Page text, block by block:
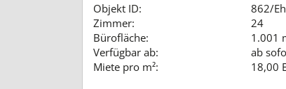
Objekt ID:
862/
Zimmer:
24
Bürofläche:
1.001
Verfügbar ab:
ab
Miete pro m²:
18,00